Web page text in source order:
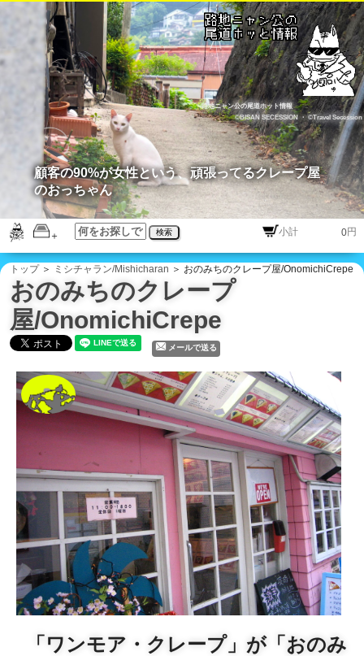
路地ニャン公の尾道ホット情報
©BISAN SECESSION
・©Travel Secession
検索 円
顧客の90%が女性という、頑張ってるクレープ屋
のおっちゃん
トップ＞ ミシチャラン/Mishicharan ＞ おのみちのクレープ屋/OnomichiCrepe
おのみちのクレープ
屋/OnomichiCrepe
メールで送る
「ワンモア・クレープ」が「おのみ